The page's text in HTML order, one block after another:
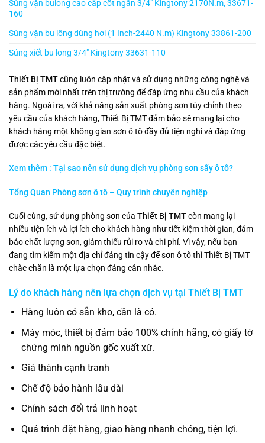
Súng vặn bulong cao cấp cốt ngắn 3/4″ Kingtony 2170N.m, 33671-
160
Súng vặn bu lông dùng hơi (1 Inch-2440 N.m) Kingtony 33861-200
Súng xiết bu long 3/4″ Kingtony 33631-110
Thiết Bị TMTcũng luôn cập nhật và sử dụng những công nghệ và
sản phẩm mới nhất trên thị trường để đáp ứng nhu cầu của khách
hàng. Ngoài ra, với khả năng sản xuất phòng sơn tùy chỉnh theo
yêu cầu của khách hàng, Thiết Bị TMT đảm bảo sẽ mang lại cho
khách hàng một không gian sơn ô tô đầy đủ tiện nghi và đáp ứng
được các yêu cầu đặc biệt.
Xem thêm : Tại sao nên sử dụng dịch vụ phòng sơn sấy ô tô?
Tổng Quan Phòng sơn ô tô – Quy trình chuyên nghiệp
Cuối cùng, sử dụng phòng sơn của Thiết Bị TMTcòn mang lại
nhiều tiện ích và lợi ích cho khách hàng như tiết kiệm thời gian, đảm
bảo chất lượng sơn, giảm thiểu rủi ro và chi phí. Vì vậy, nếu bạn
đang tìm kiếm một địa chỉ đáng tin cậy để sơn ô tô thì Thiết Bị TMT
chắc chắn là một lựa chọn đáng cân nhắc.
Lý do khách hàng nên lựa chọn dịch vụ tại Thiết Bị TMT
Hàng luôn có sẵn kho, cần là có.
Máy móc, thiết bị đảm bảo 100% chính hãng, có giấy tờ
chứng minh nguồn gốc xuất xứ.
Giá thành cạnh tranh
Chế độ bảo hành lâu dài
Chính sách đổi trả linh hoạt
Quá trình đặt hàng, giao hàng nhanh chóng, tiện lợi.